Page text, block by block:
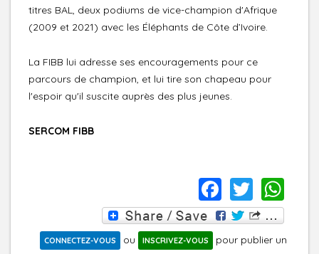
titres BAL, deux podiums de vice-champion d'Afrique
(2009 et 2021) avec les Éléphants de Côte d’Ivoire.
La FIBB lui adresse ses encouragements pour ce
parcours de champion, et lui tire son chapeau pour
l'espoir qu'il suscite auprès des plus jeunes.
SERCOM FIBB
CONNECTEZ-VOUS ou INSCRIVEZ-VOUS
pour publier un